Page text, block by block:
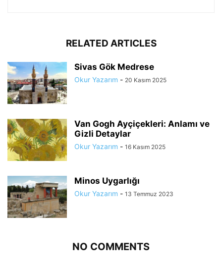
RELATED ARTICLES
Sivas Gök Medrese
Okur Yazarım - 20 Kasım 2025
Van Gogh Ayçiçekleri: Anlamı ve
Gizli Detaylar
Okur Yazarım - 16 Kasım 2025
Minos Uygarlığı
Okur Yazarım - 13 Temmuz 2023
NO COMMENTS